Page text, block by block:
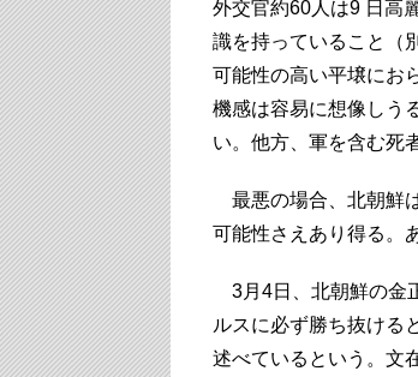
外交官約60人は9 日高
識を持っていること（
可能性の高い平壌にお
機感は容易に想像しう
い。他方、軍を含む死
最悪の場合、北朝鮮
可能性さえあり得る。
3月4日、北朝鮮の金
ルスに必ず勝ち抜ける
述べているという。文